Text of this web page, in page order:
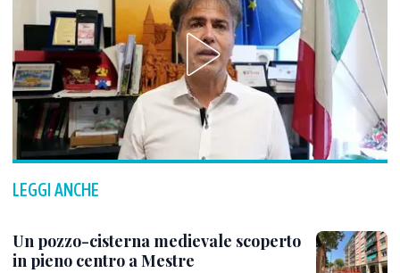
LEGGI ANCHE
Un pozzo-cisterna medievale scoperto
in pieno centro a Mestre